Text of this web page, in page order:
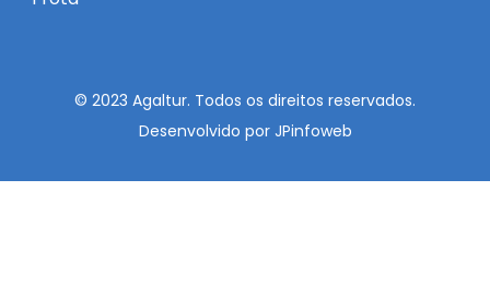
© 2023 Agaltur. Todos os direitos reservados.
Desenvolvido por JPinfoweb